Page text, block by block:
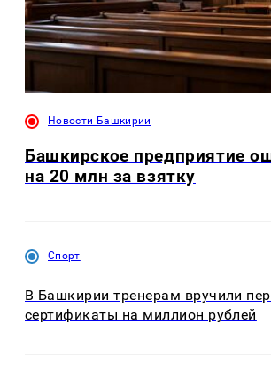
Новости Башкирии
Башкирское предприятие
на 20 млн за взятку
Спорт
В Башкирии тренерам вручили
сертификаты на миллион рублей